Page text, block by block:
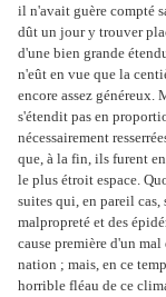
il n'avait guère compté
dût un jour y trouver
d'une bien grande
n'eût en vue que la
encore assez généreux.
s'étendit pas en
nécessairement
que, à la fin, ils furent
le plus étroit espace.
suites qui, en pareil
malpropreté et des
cause première d'un
nation ; mais, en ce
horrible fléau de ce